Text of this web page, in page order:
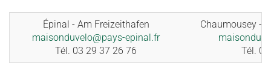
Épinal - Am Freizeithafen
maisonduvelo@pays-epinal.fr
Tél. 03 29 37 26 76
Chaumousey -
Tél.